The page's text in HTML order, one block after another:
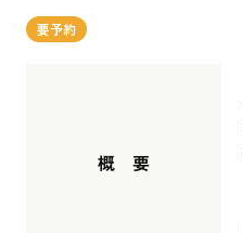
要予約
概 要